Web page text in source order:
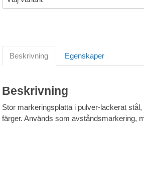
Beskrivning Egenskaper
Beskrivning
Stor markeringsplatta i pulver-lackerat
färger. Används som avståndsmarkering,